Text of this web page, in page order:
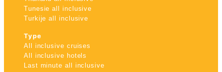
Tunesie all inclusive
Turkije all inclusive
Type
All inclusive cruises
All inclusive hotels
Last minute all inclusive